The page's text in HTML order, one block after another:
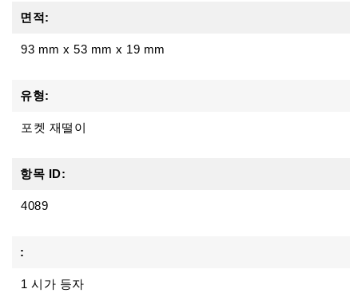
면적:
93 mm x 53 mm x 19 mm
유형:
포켓 재떨이
항목 ID:
4089
:
1 시가 등자